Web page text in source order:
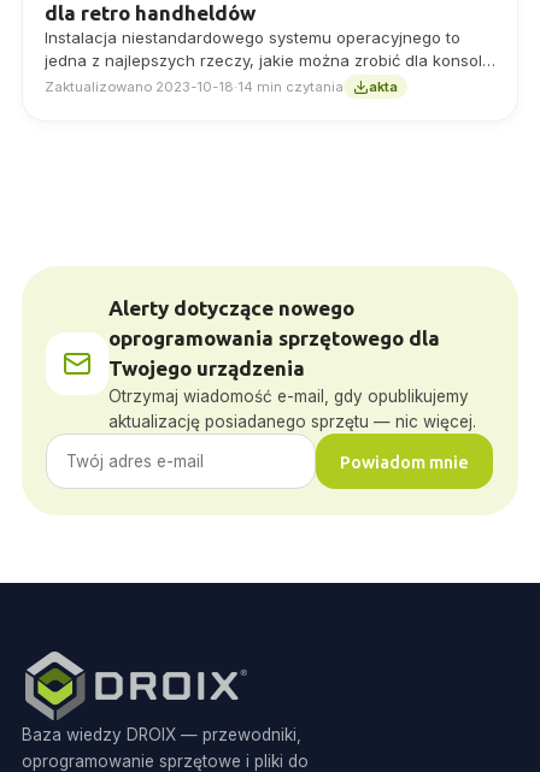
dla retro handheldów
Instalacja niestandardowego systemu operacyjnego to
jedna z najlepszych rzeczy, jakie można zrobić dla konsoli
retro, zobaczmy, jak to zrobić w przypadku konsol Miyoo i
Zaktualizowano 2023-10-18·14 min czytania akta
Alerty dotyczące nowego
oprogramowania sprzętowego dla
Twojego urządzenia
Otrzymaj wiadomość e-mail, gdy opublikujemy
aktualizację posiadanego sprzętu — nic więcej.
Powiadom mnie
Baza wiedzy DROIX — przewodniki,
oprogramowanie sprzętowe i pliki do